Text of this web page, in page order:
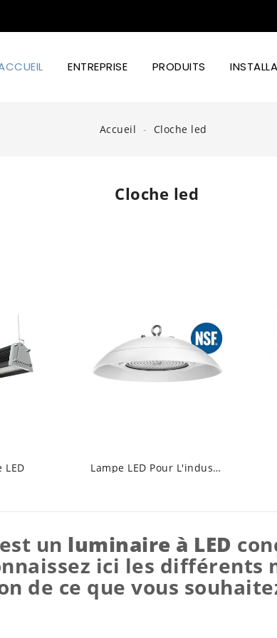
ENTREPRISE PRODUITS
Accueil Cloche led
Cloche led
LED Lampe LED Pour L'industrie Alimentaire
un luminaire à LED
ici les
de ce que vous